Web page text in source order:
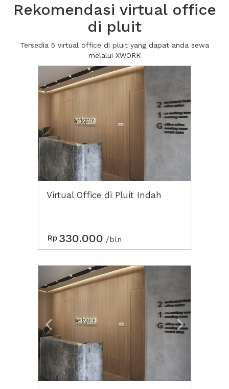
Rekomendasi virtual office
di pluit
Tersedia 5 virtual office di pluit yang dapat anda sewa
melalui XWORK
Virtual Office di Pluit Indah
Rp 330.000 /bln
Previous